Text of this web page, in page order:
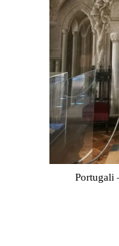
Portugali